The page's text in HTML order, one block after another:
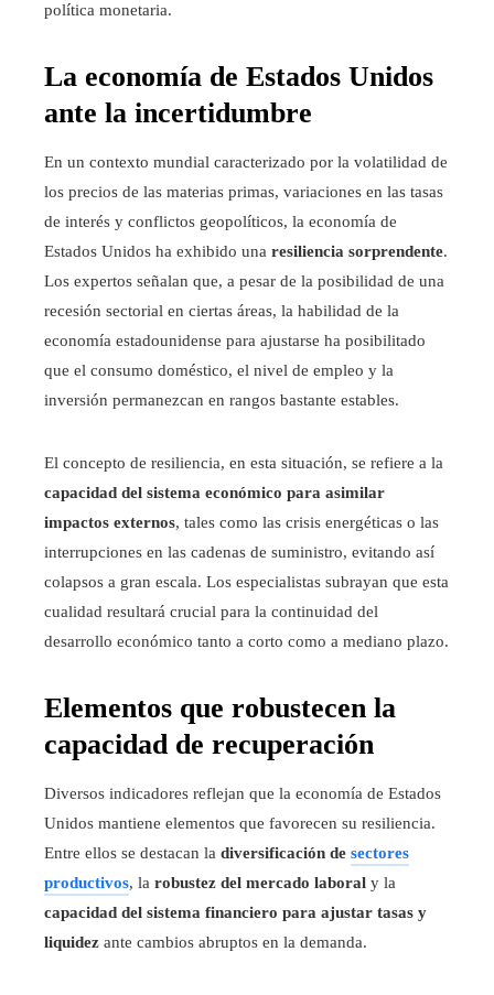
política monetaria.
La economía de Estados Unidos
ante la incertidumbre
En un contexto mundial caracterizado por la volatilidad de
los precios de las materias primas, variaciones en las tasas
de interés y conflictos geopolíticos, la economía de
Estados Unidos ha exhibido una resiliencia sorprendente.
Los expertos señalan que, a pesar de la posibilidad de una
recesión sectorial en ciertas áreas, la habilidad de la
economía estadounidense para ajustarse ha posibilitado
que el consumo doméstico, el nivel de empleo y la
inversión permanezcan en rangos bastante estables.
El concepto de resiliencia, en esta situación, se refiere a la
capacidad del sistema económico para asimilar
impactos externos, tales como las crisis energéticas o las
interrupciones en las cadenas de suministro, evitando así
colapsos a gran escala. Los especialistas subrayan que esta
cualidad resultará crucial para la continuidad del
desarrollo económico tanto a corto como a mediano plazo.
Elementos que robustecen la
capacidad de recuperación
Diversos indicadores reflejan que la economía de Estados
Unidos mantiene elementos que favorecen su resiliencia.
Entre ellos se destacan la diversificación de sectores
productivos, la robustez del mercado laboral y la
capacidad del sistema financiero para ajustar tasas y
liquidez ante cambios abruptos en la demanda.